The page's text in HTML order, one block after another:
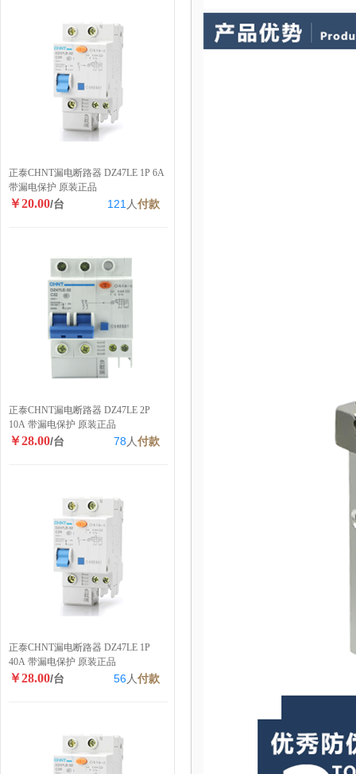
正泰CHNT漏电断路器 DZ47LE 1P 6A
带漏电保护 原装正品
￥20.00/台 121 人付款
正泰CHNT漏电断路器 DZ47LE 2P
10A 带漏电保护 原装正品
￥28.00/台 78 人付款
正泰CHNT漏电断路器 DZ47LE 1P
40A 带漏电保护 原装正品
￥28.00/台 56人付款